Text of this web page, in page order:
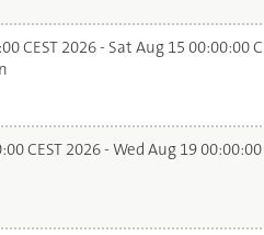
CEST 2026 - Sat Aug 15 00:00:00
CEST 2026 - Wed Aug 19 00:00:00